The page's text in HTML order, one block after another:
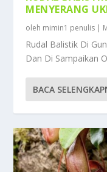
MENYERANG
oleh mimin1 penulis
Rudal Balistik Di
Dan Di Sampaikan
BACA